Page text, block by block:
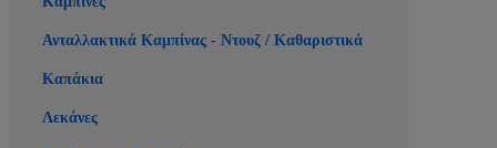
Ανταλλακτικά Καμπίνας - Ντουζ / Καθαριστικά
Καπάκια
Λεκάνες